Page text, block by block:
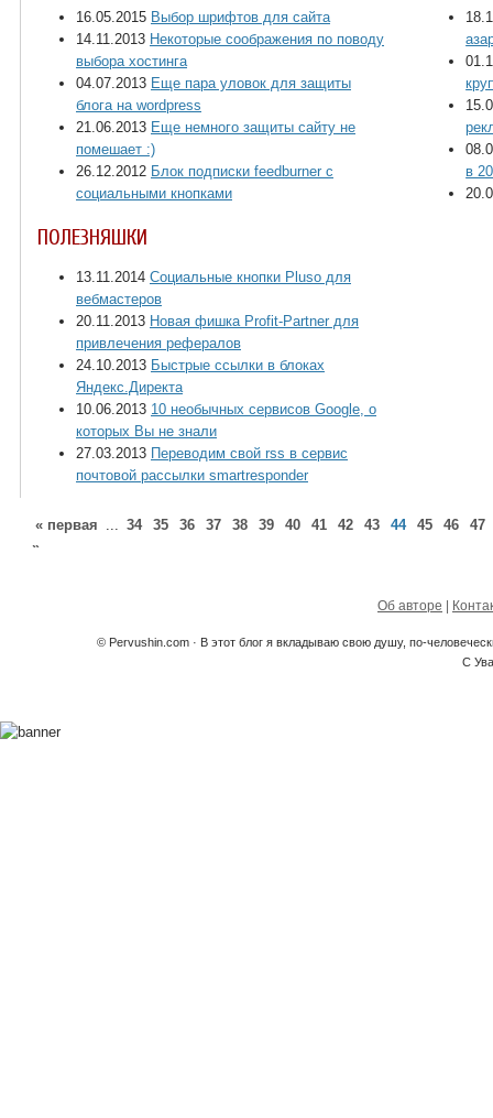
16.05.2015 Выбор шрифтов для сайта
14.11.2013 Некоторые соображения по поводу
выбора хостинга
04.07.2013 Еще пара уловок для защиты
блога на wordpress
21.06.2013 Еще немного защиты сайту не
помешает :)
26.12.2012 Блок подписки feedburner с
социальными кнопками
в
ПОЛЕЗНЯШКИ
13.11.2014 Социальные кнопки Pluso для
вебмастеров
20.11.2013 Новая фишка Profit-Partner для
привлечения рефералов
24.10.2013 Быстрые ссылки в блоках
Яндекс.Директа
10.06.2013 10 необычных сервисов Google, о
которых Вы не знали
27.03.2013 Переводим свой rss в сервис
почтовой рассылки smartresponder
« первая ... 34 35 36 37 38 39 40 41 42 43 44 45 46
47
»
Об авторе
© Pervushin.com · В этот блог я вкладываю свою душу, по-
С